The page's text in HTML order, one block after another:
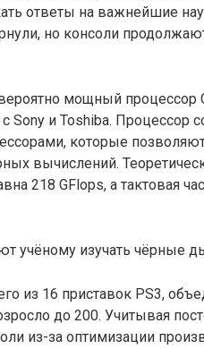
ответы на важнейшие
но консоли
мощный процессор
Sony и Toshiba. Процессор
которые
вычислений.
218 GFlops, а тактовая
из 16 приставок PS3,
до 200. Учитывая
из-за оптимизации